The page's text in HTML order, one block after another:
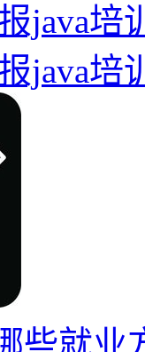
java培
java培
些就业